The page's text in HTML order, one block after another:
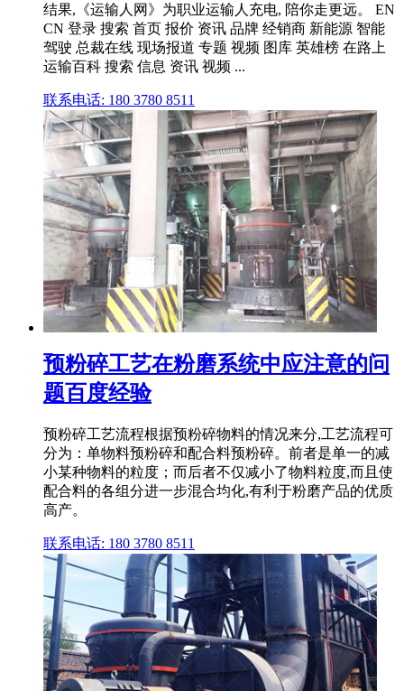
结果,《运输人网》为职业运输人充电, 陪你走更远。 EN
CN 登录 搜索 首页 报价 资讯 品牌 经销商 新能源 智能
驾驶 总裁在线 现场报道 专题 视频 图库 英雄榜 在路上
运输百科 搜索 信息 资讯 视频 ...
联系电话: 180 3780 8511
预粉碎工艺在粉磨系统中应注意的问
题百度经验
预粉碎工艺流程根据预粉碎物料的情况来分,工艺流程可
分为：单物料预粉碎和配合料预粉碎。前者是单一的减
小某种物料的粒度；而后者不仅减小了物料粒度,而且使
配合料的各组分进一步混合均化,有利于粉磨产品的优质
高产。
联系电话: 180 3780 8511